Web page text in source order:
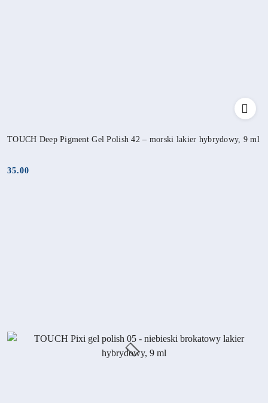
TOUCH Deep Pigment Gel Polish 42 – morski lakier hybrydowy, 9 ml
Cena:
35.00